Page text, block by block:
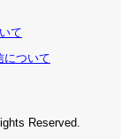
て
について
Reserved.